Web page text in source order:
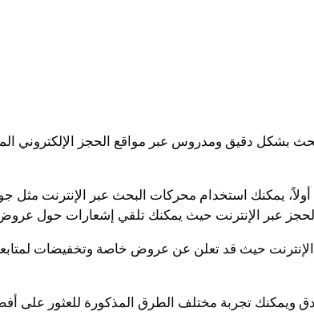
بشكل دقيق ومدروس عبر مواقع الحجز الإلكتروني
يمكنك استخدام محركات البحث عبر الإنترنت
الحجز عبر الإنترنت حيث يمكنك تلقي إشعارات حول
حيث قد تعلن عن عروض خاصة وتخفيضات
ويمكنك تجربة مختلف الطرق المذكورة للعثور على